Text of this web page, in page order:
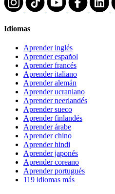
Idiomas
Aprender inglés
Aprender español
Aprender francés
Aprender italiano
Aprender alemán
Aprender ucraniano
Aprender neerlandés
Aprender sueco
Aprender finlandés
Aprender árabe
Aprender chino
Aprender hindi
Aprender japonés
Aprender coreano
Aprender portugués
119 idiomas más